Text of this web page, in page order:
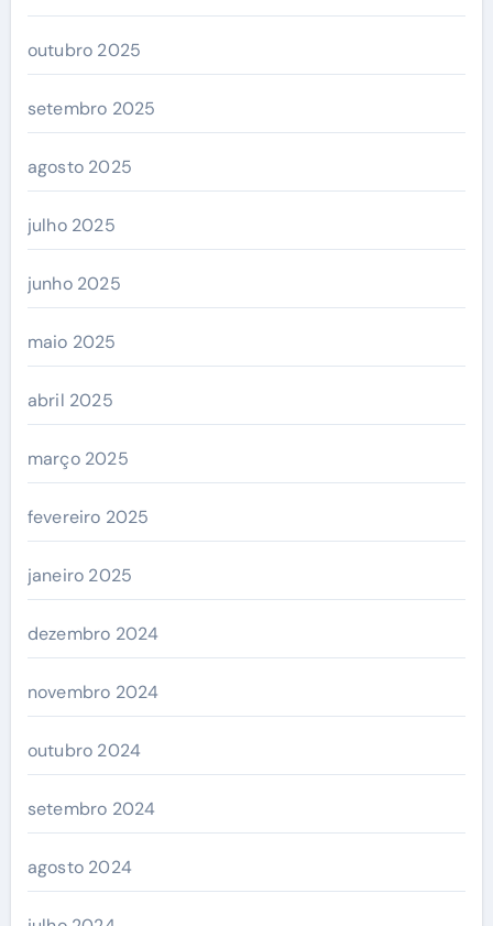
outubro 2025
setembro 2025
agosto 2025
julho 2025
junho 2025
maio 2025
abril 2025
março 2025
fevereiro 2025
janeiro 2025
dezembro 2024
novembro 2024
outubro 2024
setembro 2024
agosto 2024